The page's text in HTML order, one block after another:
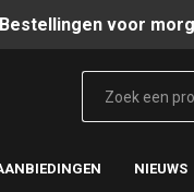
Bestellingen voor
NIEUWS